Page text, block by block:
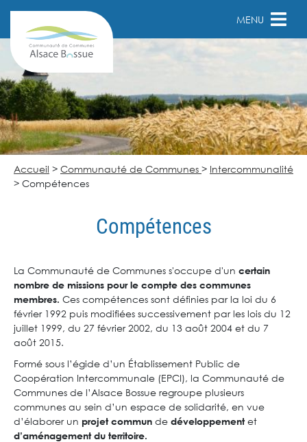
MENU
Accueil > Communauté de Communes > Intercommunalité
> Compétences
Compétences
La Communauté de Communes s'occupe d'un certain
nombre de missions pour le compte des communes
membres. Ces compétences sont définies par la loi du 6
février 1992 puis modifiées successivement par les lois du 12
juillet 1999, du 27 février 2002, du 13 août 2004 et du 7
août 2015.
Formé sous l’égide d’un Établissement Public de
Coopération Intercommunale (EPCI), la Communauté de
Communes de l’Alsace Bossue regroupe plusieurs
communes au sein d’un espace de solidarité, en vue
d’élaborer un projet commun de développementet
d’aménagement du territoire.